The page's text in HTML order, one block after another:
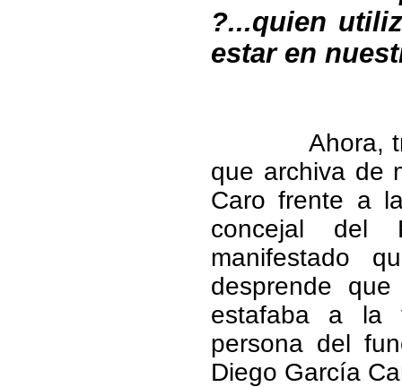
?...quien
estar en
Ahora,
que archiva de
Caro frente a
concejal del
manifestado
desprende
estafaba a la
persona del
Diego García